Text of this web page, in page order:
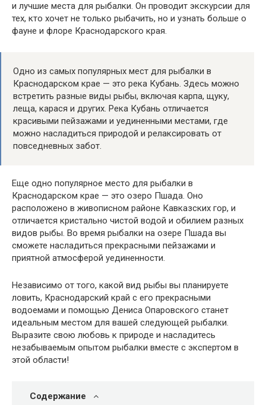
и лучшие места для рыбалки. Он проводит экскурсии для
тех, кто хочет не только рыбачить, но и узнать больше о
фауне и флоре Краснодарского края.
Одно из самых популярных мест для рыбалки в
Краснодарском крае — это река Кубань. Здесь можно
встретить разные виды рыбы, включая карпа, щуку,
леща, карася и других. Река Кубань отличается
красивыми пейзажами и уединенными местами, где
можно насладиться природой и релаксировать от
повседневных забот.
Еще одно популярное место для рыбалки в
Краснодарском крае — это озеро Пшада. Оно
расположено в живописном районе Кавказских гор, и
отличается кристально чистой водой и обилием разных
видов рыбы. Во время рыбалки на озере Пшада вы
сможете насладиться прекрасными пейзажами и
приятной атмосферой уединенности.
Независимо от того, какой вид рыбы вы планируете
ловить, Краснодарский край с его прекрасными
водоемами и помощью Дениса Опаровского станет
идеальным местом для вашей следующей рыбалки.
Выразите свою любовь к природе и насладитесь
незабываемым опытом рыбалки вместе с экспертом в
этой области!
Содержание